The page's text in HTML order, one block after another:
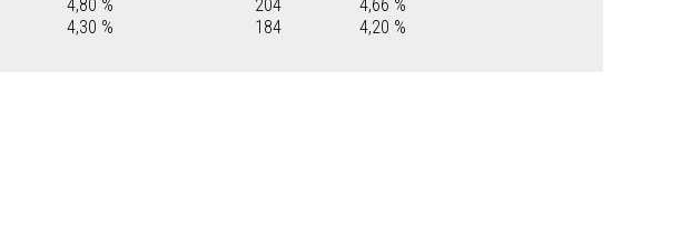
4,80 % 204
4,66 %
4,30 % 184 4,20 %